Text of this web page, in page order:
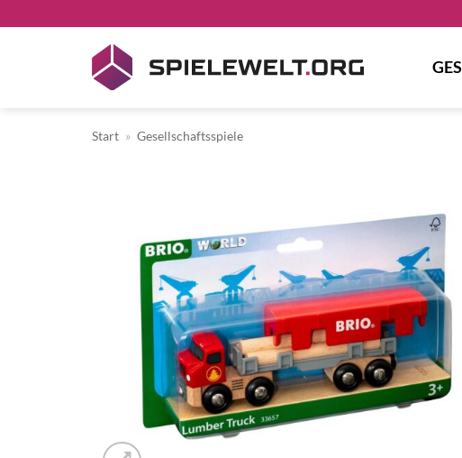
Start » Gesellschaftsspiele